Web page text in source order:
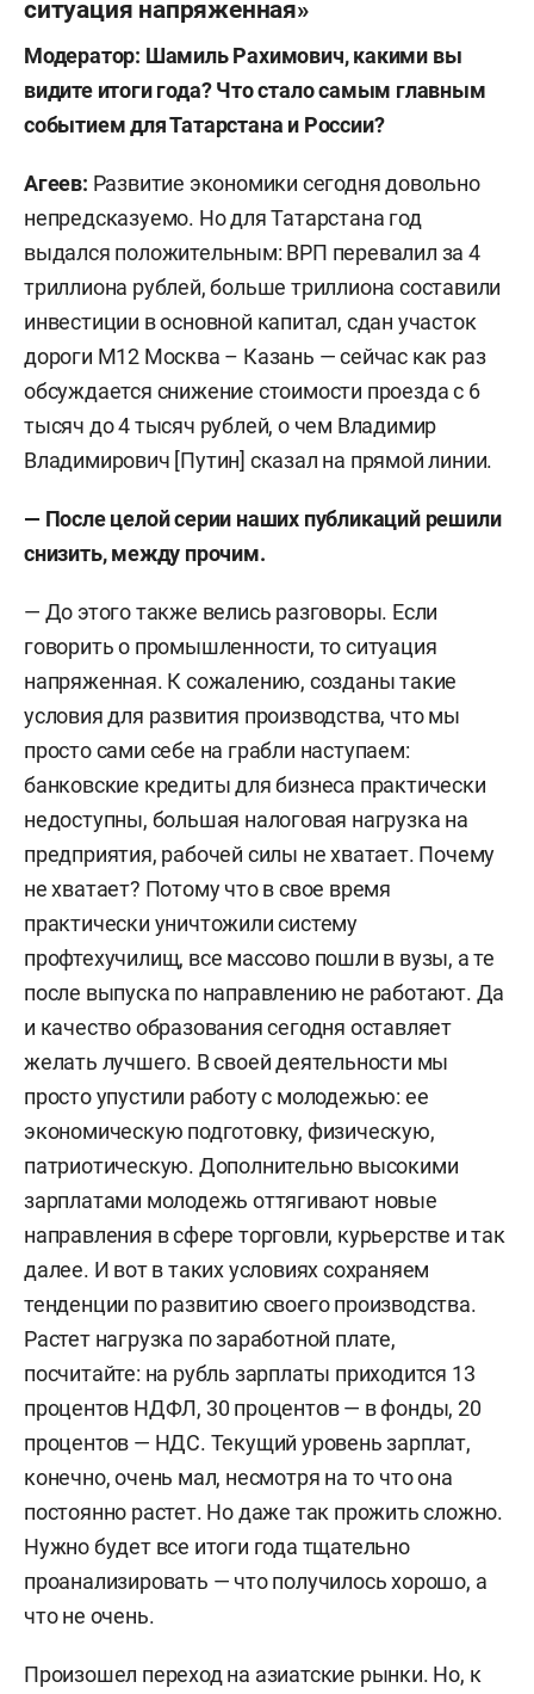
ситуация напряженная»
Модератор: Шамиль Рахимович, какими вы
видите итоги года? Что стало самым главным
событием для Татарстана и России?
Агеев: Развитие экономики сегодня довольно
непредсказуемо. Но для Татарстана год
выдался положительным: ВРП перевалил за 4
триллиона рублей, больше триллиона составили
инвестиции в основной капитал, сдан участок
дороги М12 Москва – Казань — сейчас как раз
обсуждается снижение стоимости проезда с 6
тысяч до 4 тысяч рублей, о чем Владимир
Владимирович [Путин] сказал на прямой линии.
— После целой серии наших публикаций решили
снизить, между прочим.
— До этого также велись разговоры. Если
говорить о промышленности, то ситуация
напряженная. К сожалению, созданы такие
условия для развития производства, что мы
просто сами себе на грабли наступаем:
банковские кредиты для бизнеса практически
недоступны, большая налоговая нагрузка на
предприятия, рабочей силы не хватает. Почему
не хватает? Потому что в свое время
практически уничтожили систему
профтехучилищ, все массово пошли в вузы, а те
после выпуска по направлению не работают. Да
и качество образования сегодня оставляет
желать лучшего. В своей деятельности мы
просто упустили работу с молодежью: ее
экономическую подготовку, физическую,
патриотическую. Дополнительно высокими
зарплатами молодежь оттягивают новые
направления в сфере торговли, курьерстве и так
далее. И вот в таких условиях сохраняем
тенденции по развитию своего производства.
Растет нагрузка по заработной плате,
посчитайте: на рубль зарплаты приходится 13
процентов НДФЛ, 30 процентов — в фонды, 20
процентов — НДС. Текущий уровень зарплат,
конечно, очень мал, несмотря на то что она
постоянно растет. Но даже так прожить сложно.
Нужно будет все итоги года тщательно
проанализировать — что получилось хорошо, а
что не очень.
Произошел переход на азиатские рынки. Но, к